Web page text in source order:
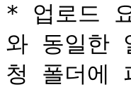
* 업로드
와 동일한
청 폴더에